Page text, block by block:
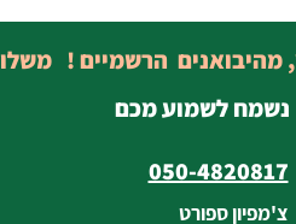
נשמח לשמוע מכם
050-4820817
צ'מפיון ספורט
מהיבואנים הרשמיים !